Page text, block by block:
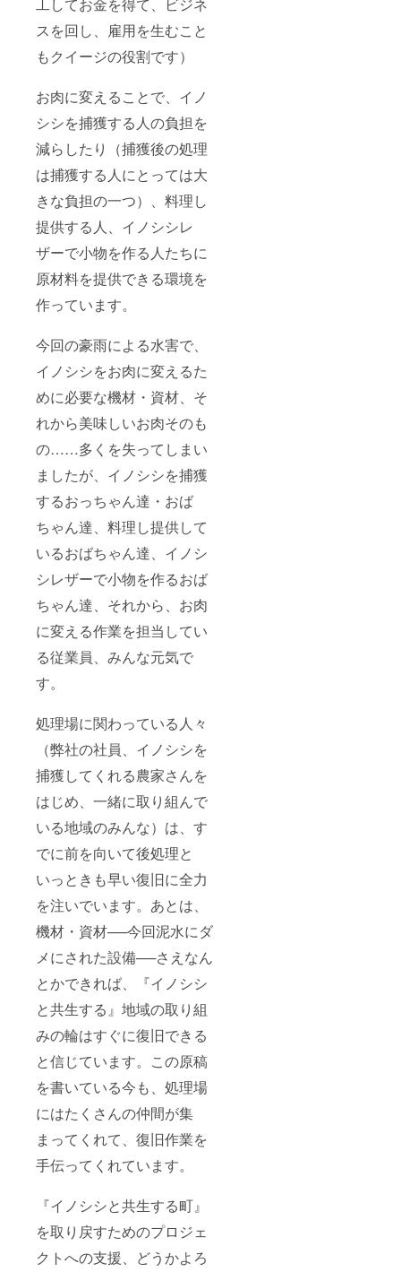
工してお金を得て、ビジネ
スを回し、雇用を生むこと
もクイージの役割です）
お肉に変えることで、イノ
シシを捕獲する人の負担を
減らしたり（捕獲後の処理
は捕獲する人にとっては大
きな負担の一つ）、料理し
提供する人、イノシシレ
ザーで小物を作る人たちに
原材料を提供できる環境を
作っています。
今回の豪雨による水害で、
イノシシをお肉に変えるた
めに必要な機材・資材、そ
れから美味しいお肉そのも
の……多くを失ってしまい
ましたが、イノシシを捕獲
するおっちゃん達・おば
ちゃん達、料理し提供して
いるおばちゃん達、イノシ
シレザーで小物を作るおば
ちゃん達、それから、お肉
に変える作業を担当してい
る従業員、みんな元気で
す。
処理場に関わっている人々
（弊社の社員、イノシシを
捕獲してくれる農家さんを
はじめ、一緒に取り組んで
いる地域のみんな）は、す
でに前を向いて後処理と
いっときも早い復旧に全力
を注いでいます。あとは、
機材・資材──今回泥水にダ
メにされた設備──さえなん
とかできれば、『イノシシ
と共生する』地域の取り組
みの輪はすぐに復旧できる
と信じています。この原稿
を書いている今も、処理場
にはたくさんの仲間が集
まってくれて、復旧作業を
手伝ってくれています。
『イノシシと共生する町』
を取り戻すためのプロジェ
クトへの支援、どうかよろ